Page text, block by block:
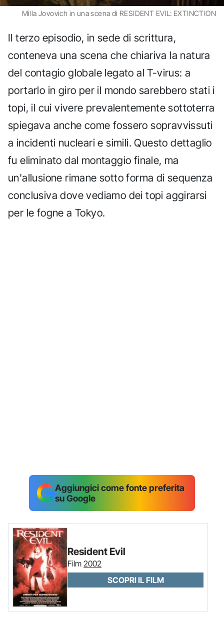
Milla Jovovich in una scena di RESIDENT EVIL: EXTINCTION
Il terzo episodio, in sede di scrittura,
conteneva una scena che chiariva la natura
del contagio globale legato al T-virus: a
portarlo in giro per il mondo sarebbero stati i
topi, il cui vivere prevalentemente sottoterra
spiegava anche come fossero sopravvissuti
a incidenti nucleari e simili. Questo dettaglio
fu eliminato dal montaggio finale, ma
un'allusione rimane sotto forma di sequenza
conclusiva dove vediamo dei topi aggirarsi
per le fogne a Tokyo.
Aggiungici come fonte preferita
su Google
Resident Evil
Film 2002
SCOPRI IL FILM